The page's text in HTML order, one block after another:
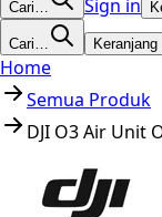
Cari… Sign in
Cari… Keranjang
Home
Semua Produk
DJI O3 Air Unit